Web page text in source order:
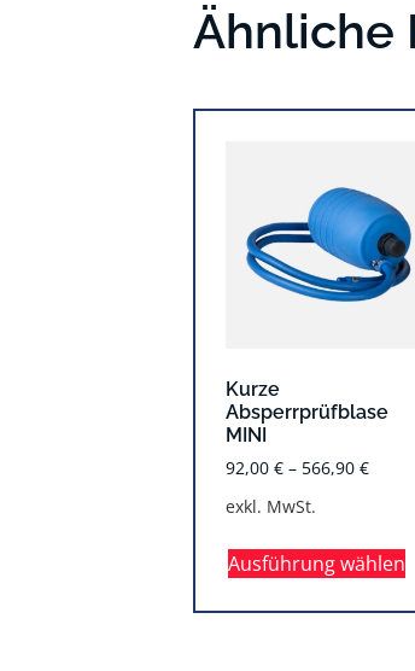
Ähnliche
Kurze
Absperrprüfblase
MINI
92,00 € – 566,90 €
exkl. MwSt.
Ausführung wählen